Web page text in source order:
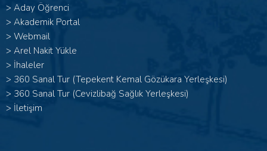
> Aday Öğrenci
> Akademik Portal
> Webmail
> Arel Nakit Yükle
> İhaleler
> 360 Sanal Tur (Tepekent Kemal Gözükara Yerleşkesi)
> 360 Sanal Tur (Cevizlibağ Sağlık Yerleşkesi)
> İletişim